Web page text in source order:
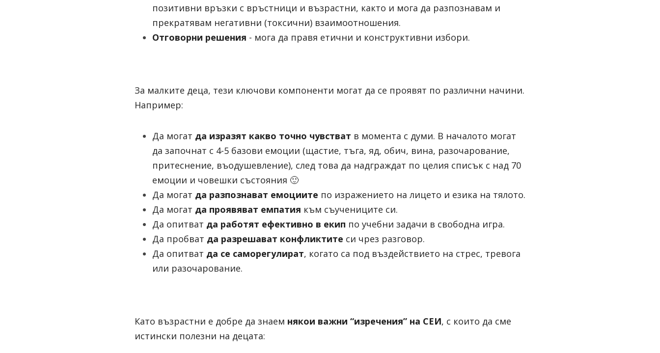
позитивни връзки с връстници и възрастни, както и мога да разпознавам и
прекратявам негативни (токсични) взаимоотношения.
Отговорни решения - мога да правя етични и конструктивни избори.
За малките деца, тези ключови компоненти могат да се проявят по различни начини.
Например:
Да могат да изразят какво точно чувстват в момента с думи. В началото могат
да започнат с 4-5 базови емоции (щастие, тъга, яд, обич, вина, разочарование,
притеснение, въодушевление), след това да надграждат по целия списък с над 70
емоции и човешки състояния 🙂
Да могат да разпознават емоциите по изражението на лицето и езика на тялото.
Да могат да проявяват емпатия към съучениците си.
Да опитват да работят ефективно в екип по учебни задачи в свободна игра.
Да пробват да разрешават конфликтите си чрез разговор.
Да опитват да се саморегулират, когато са под въздействието на стрес, тревога
или разочарование.
Като възрастни e добре да знаем някои важни “изречения” на СЕИ, с които да сме
истински полезни на децата: